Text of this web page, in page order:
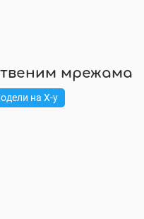
мрежама
на X-у